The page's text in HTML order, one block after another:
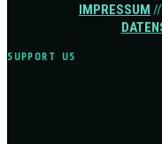
IMPRESSUM //
SUPPORT US